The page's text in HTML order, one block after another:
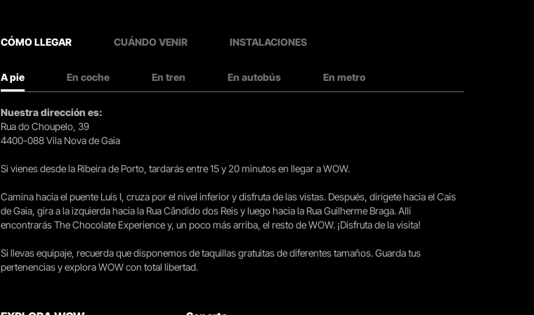
CÓMO LLEGAR CUÁNDO VENIR INSTALACIONES
A pie En coche En tren En autobús En metro
Nuestra dirección es:
Rua do Choupelo, 39
4400-088 Vila Nova de Gaia
Si vienes desde la Ribeira de Porto, tardarás entre 15 y 20 minutos en llegar a WOW.
Camina hacia el puente Luís I, cruza por el nivel inferior y disfruta de las vistas. Después, dirígete hacia el Cais
de Gaia, gira a la izquierda hacia la Rua Cândido dos Reis y luego hacia la Rua Guilherme Braga. Allí
encontrarás The Chocolate Experience y, un poco más arriba, el resto de WOW. ¡Disfruta de la visita!
Si llevas equipaje, recuerda que disponemos de taquillas gratuitas de diferentes tamaños. Guarda tus
pertenencias y explora WOW con total libertad.